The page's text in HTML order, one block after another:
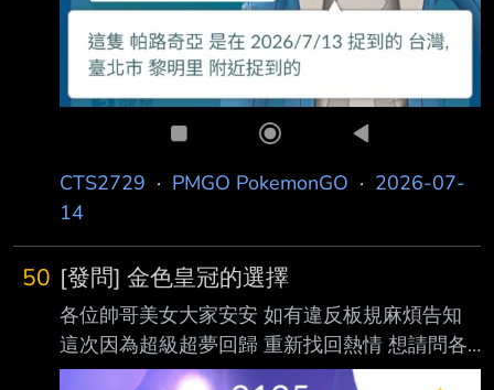
CTS2729 · PMGO PokemonGO · 2026-07-
14
50 [發問] 金色皇冠的選擇
各位帥哥美女大家安安 如有違反板規麻煩告知
這次因為超級超夢回歸 重新找回熱情 想請問各
位大大在金色皇冠 成為完美寶可夢會用哪個選